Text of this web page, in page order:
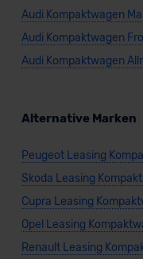
Audi Kompaktwagen
Audi Kompaktwagen
Audi Kompaktwagen
Alternative Marken
Peugeot Leasing
Skoda Leasing
Cupra Leasing
Opel Leasing
Renault Leasing